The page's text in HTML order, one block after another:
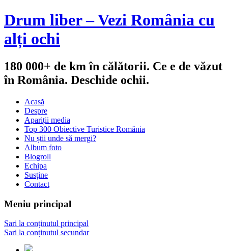
Drum liber – Vezi România cu
alți ochi
180 000+ de km în călătorii. Ce e de văzut
în România. Deschide ochii.
Acasă
Despre
Apariții media
Top 300 Obiective Turistice România
Nu știi unde să mergi?
Album foto
Blogroll
Echipa
Susține
Contact
Meniu principal
Sari la conținutul principal
Sari la conținutul secundar